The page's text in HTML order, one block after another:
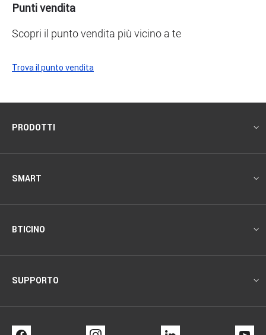
Punti vendita
Scopri il punto vendita più vicino a te
Trova il punto vendita
Footer
PRODOTTI
SMART
BTICINO
SUPPORTO